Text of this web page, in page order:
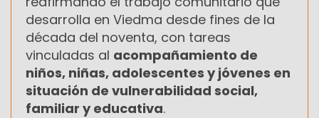
desarrolla en Viedma desde fines de la
década del noventa, con tareas
vinculadas al acompañamiento de
niños, niñas, adolescentes y jóvenes en
situación de vulnerabilidad social,
familiar y educativa.